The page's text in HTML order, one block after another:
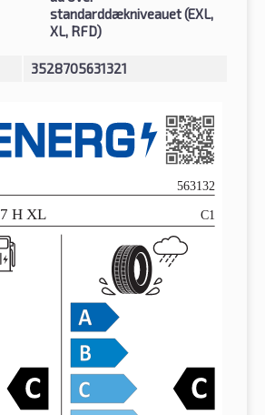
standarddækniveauet (EXL,
XL, RFD)
3528705631321